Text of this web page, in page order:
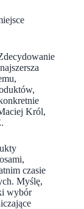
Król,
czasie
Myślę,
wybór